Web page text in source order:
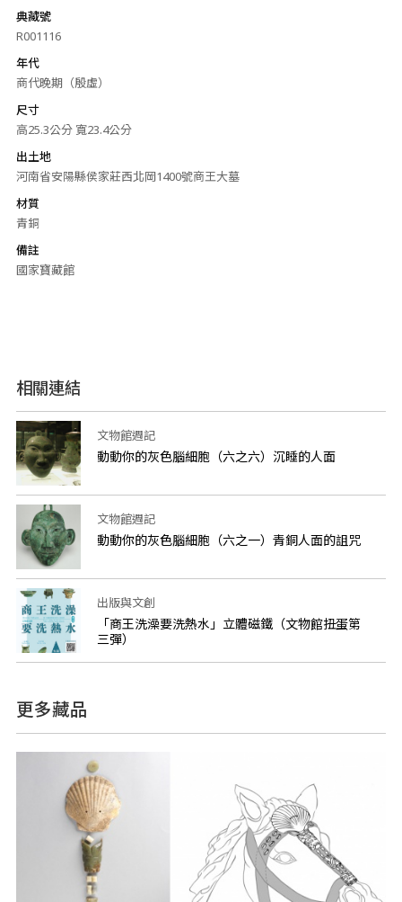
典藏號
R001116
年代
商代晚期（殷虛）
尺寸
高25.3公分 寬23.4公分
出土地
河南省安陽縣侯家莊西北岡1400號商王大墓
材質
青銅
備註
國家寶藏館
相關連結
文物館週記
動動你的灰色腦細胞（六之六）沉睡的人面
文物館週記
動動你的灰色腦細胞（六之一）青銅人面的詛咒
出版與文創
「商王洗澡要洗熱水」立體磁鐵（文物館扭蛋第
三彈）
更多藏品